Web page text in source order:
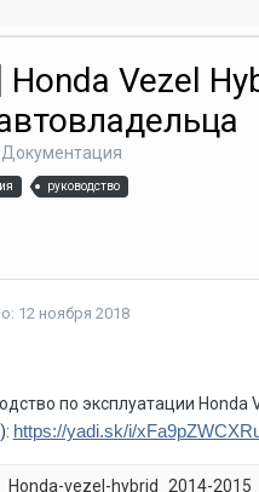
Honda Vezel
Документация
руководство
12 ноября 2018
по эксплуатации Honda
https://yadi.sk/i/